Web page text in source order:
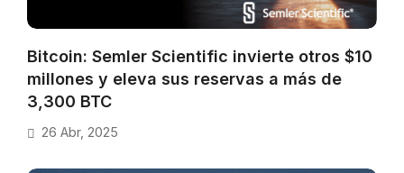
Bitcoin: Semler Scientific invierte otros $10
millones y eleva sus reservas a más de
3,300 BTC
26 Abr, 2025